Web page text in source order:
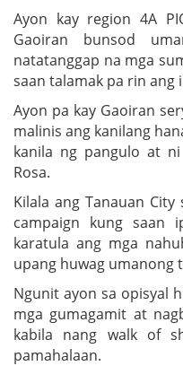
Ayon kay region 4A
Gaoiran bunsod
natatanggap na mga
saan talamak pa rin ang
Ayon pa kay Gaoiran
malinis ang kanilang
kanila ng pangulo at
Rosa.
Kilala ang Tanauan
campaign kung saan
karatula ang mga
upang huwag umanong
Ngunit ayon sa opisyal
mga gumagamit at
kabila nang walk of
pamahalaan.